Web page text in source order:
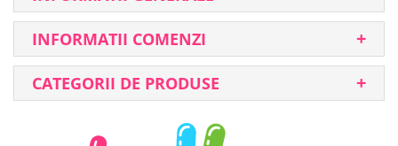
INFORMATII COMENZI
CATEGORII DE PRODUSE